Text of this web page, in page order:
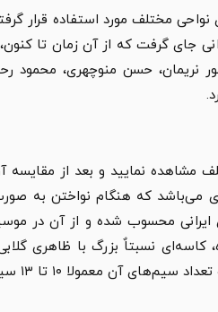
نواحی مختلف مورد استفاده قرار
جای گرفت که از آن زمان تا کنون،
نریمان، حسن منوچهری، محمود
نمایید و بعد از مقایسه
می‌باشد که هنگام نواختن به
ایرانی‌ محسوب شده و از آن در
کاسه‌ای نسبتاٌ بزرگ با ظاهری
معمولا ۱۰ تا ۱۳ سیم می‌باشد.